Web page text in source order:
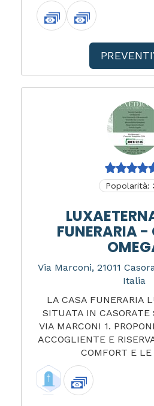
Popolarità:
FUNERARIA -
Via Marconi, 21011
Italia
LA CASA FUNERARIA
SITUATA IN CASORATE
VIA MARCONI 1.
ACCOGLIENTE E
COMFORT E LE